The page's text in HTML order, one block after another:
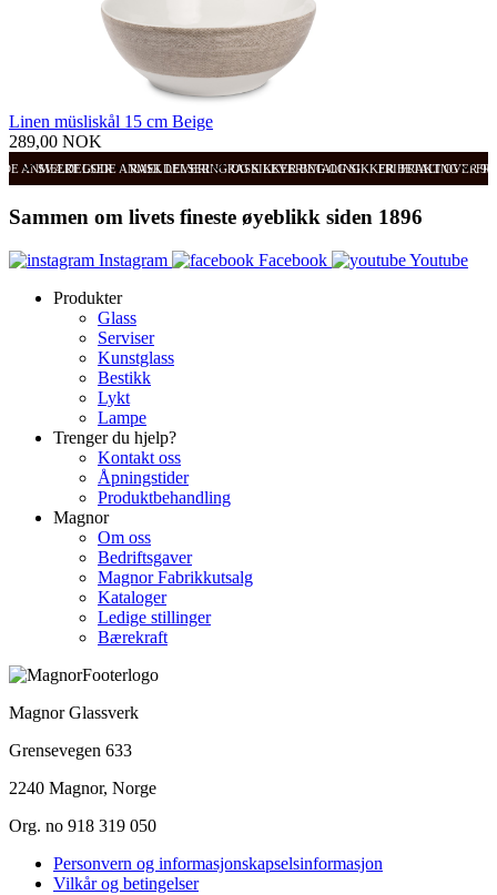
Linen müsliskål 15 cm Beige
289,00 NOK
ANMELDELSER RASK LEVERING OG SIKKER BETALING FRI FRAKT OVER
SVÆRT GODE ANMELDELSER RASK LEVERING OG SIKKER BETALING
Sammen om livets fineste øyeblikk siden 1896
Instagram Facebook
Youtube
Produkter
Glass
Serviser
Kunstglass
Bestikk
Lykt
Lampe
Trenger du hjelp?
Kontakt oss
Åpningstider
Produktbehandling
Magnor
Om oss
Bedriftsgaver
Magnor Fabrikkutsalg
Kataloger
Ledige stillinger
Bærekraft
Magnor Glassverk
Grensevegen 633
2240 Magnor, Norge
Org. no 918 319 050
Personvern og informasjonskapselsinformasjon
Vilkår og betingelser